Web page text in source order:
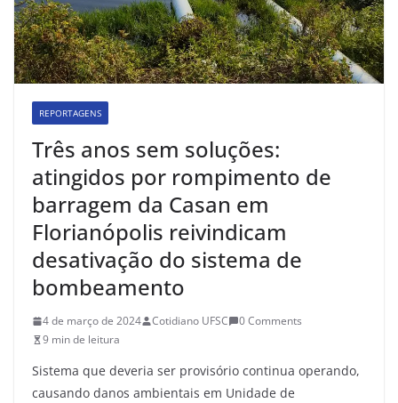
REPORTAGENS
Três anos sem soluções:
atingidos por rompimento de
barragem da Casan em
Florianópolis reivindicam
desativação do sistema de
bombeamento
4 de março de 2024 Cotidiano UFSC
0 Comments
9 min de leitura
Sistema que deveria ser provisório continua operando,
causando danos ambientais em Unidade de